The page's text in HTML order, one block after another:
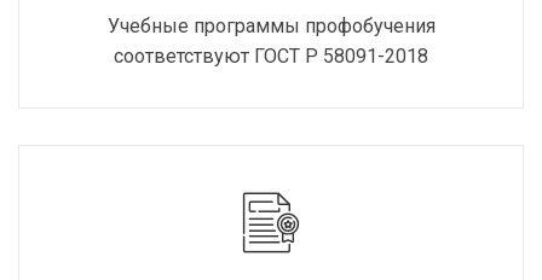
Учебные программы профобучения
соответствуют ГОСТ Р 58091-2018